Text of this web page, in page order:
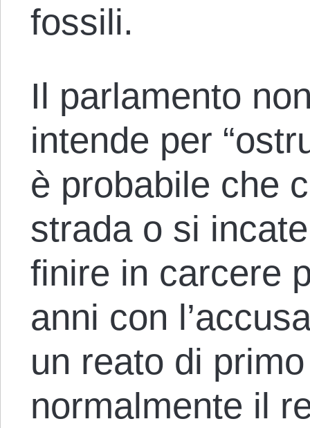
fossili.
Il parlamento
intende per
è probabile che
strada o si
finire in carcere
anni con
un reato di
normalmente il